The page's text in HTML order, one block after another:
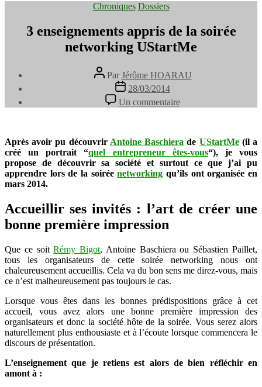
Catégories
Chroniques Dossiers
3 enseignements appris de la soirée
networking UStartMe
Auteur
de
l’article
Par Jérôme HOARAU
Date
de
l’article
28/03/2014
Un commentaire
3
de
la
soirée
networking
Après avoir pu découvrir Antoine Baschiera de UStartMe(il a
créé un portrait “quel entrepreneur êtes-vous“), je vous
propose de découvrir sa société et surtout ce que j’ai pu
apprendre lors de la soiréenetworking qu’ils ont organisée en
mars 2014.
Accueillir ses invités : l’art de créer une
bonne première impression
Que ce soitRémy Bigot, Antoine Baschiera ou Sébastien Paillet,
tous les organisateurs de cette soirée networking nous ont
chaleureusement accueillis. Cela va du bon sens me direz-vous, mais
ce n’est malheureusement pas toujours le cas.
Lorsque vous êtes dans les bonnes prédispositions grâce à cet
accueil, vous avez alors une bonne première impression des
organisateurs et donc la société hôte de la soirée. Vous serez alors
naturellement plus enthousiaste et à l’écoute lorsque commencera le
discours de présentation.
L’enseignement que je retiens est alors de bien réfléchir en
amont à :